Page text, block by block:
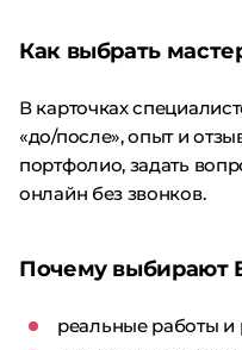
Как выбрать
В карточках
«до/после», опыт и
портфолио, задать
онлайн без звонков.
Почему выбирают
реальные работы и